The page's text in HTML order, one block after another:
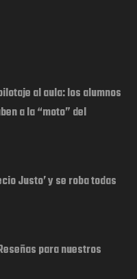
al aula: los alumnos
a la “moto” del
Justo’ y se roba todas
para nuestros